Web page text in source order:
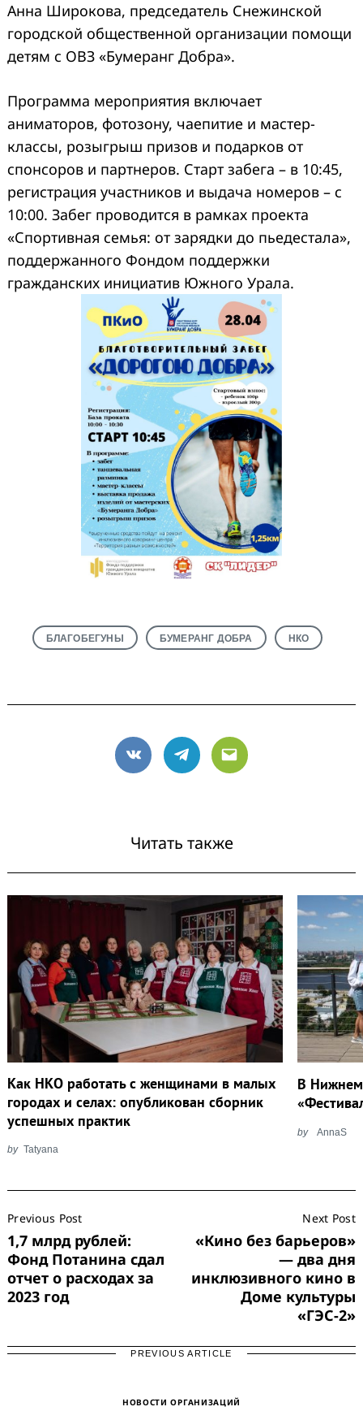
Анна Широкова, председатель Снежинской
городской общественной организации помощи
детям с ОВЗ «Бумеранг Добра».
Программа мероприятия включает
аниматоров, фотозону, чаепитие и мастер-
классы, розыгрыш призов и подарков от
спонсоров и партнеров. Старт забега – в 10:45,
регистрация участников и выдача номеров – с
10:00. Забег проводится в рамках проекта
«Спортивная семья: от зарядки до пьедестала»,
поддержанного Фондом поддержки
гражданских инициатив Южного Урала.
БЛАГОБЕГУНЫ БУМЕРАНГ ДОБРА НКО
VK Telegram
Email
Читать также
Как НКО работать с женщинами в малых
городах и селах: опубликован сборник
успешных практик
by Tatyana
В
by AnnaS
Navigation
Previous Post
1,7 млрд рублей:
Фонд Потанина сдал
отчет о расходах за
2023 год
Next Post
«Кино без барьеров»
— два дня
инклюзивного кино в
Доме культуры
«ГЭС-2»
PREVIOUS ARTICLE
НОВОСТИ ОРГАНИЗАЦИЙ